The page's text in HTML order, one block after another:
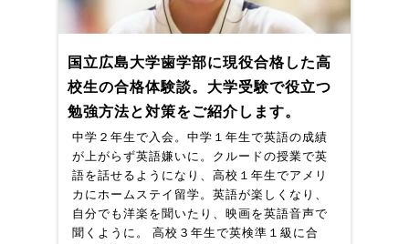
国立広島大学歯学部に現役合格した高
校生の合格体験談。大学受験で役立つ
勉強方法と対策をご紹介します。
中学２年生で入会。中学１年生で英語の成績
が上がらず英語嫌いに。クルードの授業で英
語を話せるようになり、高校１年生でアメリ
カにホームステイ留学。英語が楽しくなり、
自分でも洋楽を聞いたり、映画を英語音声で
聞くように。 高校３年生で英検準１級に合